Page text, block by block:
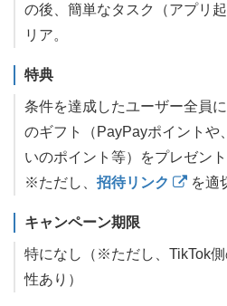
の後、簡単なタスク（アプリ
リア。
特典
条件を達成したユーザー全員
のギフト（PayPayポイントや
いのポイント等）をプレゼント
※ただし、 招待リンク を適
キャンペーン期限
特になし（※ただし、TikTok
性あり）